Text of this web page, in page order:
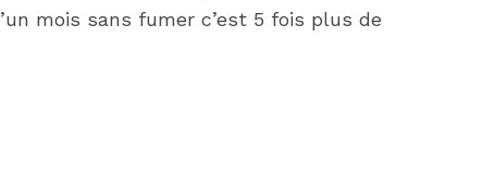
mois sans fumer c’est 5 fois plus de